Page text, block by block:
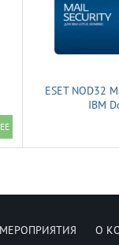
ESET NOD32
IBM
МЕРОПРИЯТИЯ О